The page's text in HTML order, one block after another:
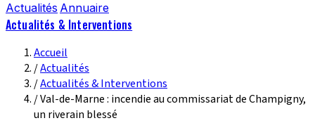
Actualités Annuaire
Actualités & Interventions
Accueil
/Actualités
/Actualités & Interventions
/Val-de-Marne : incendie au commissariat de Champigny,
un riverain blessé